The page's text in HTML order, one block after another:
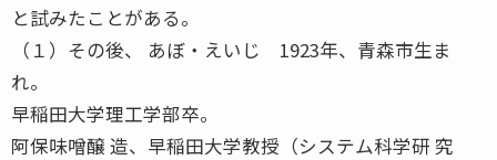
と試みたことがある。
（１）その後、 あぼ・えいじ 1923年、青森市生ま
れ。
早稲田大学理工学部卒。
阿保味噌醸 造、早稲田大学教授（システム科学研 究